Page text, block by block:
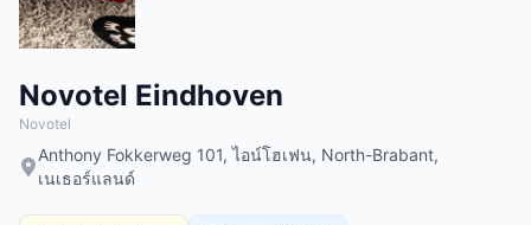
Novotel Eindhoven
Novotel
Anthony Fokkerweg 101, ไอน์โฮเฟน, North-Brabant,
เนเธอร์แลนด์